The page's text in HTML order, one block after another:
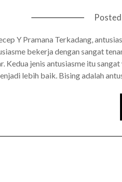
Y Pramana Terkadang,
bekerja dengan sangat
Kedua jenis antusiasme itu
lebih baik. Bising adalah